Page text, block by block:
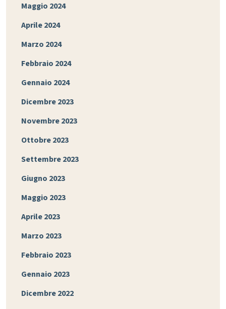
Maggio 2024
Aprile 2024
Marzo 2024
Febbraio 2024
Gennaio 2024
Dicembre 2023
Novembre 2023
Ottobre 2023
Settembre 2023
Giugno 2023
Maggio 2023
Aprile 2023
Marzo 2023
Febbraio 2023
Gennaio 2023
Dicembre 2022